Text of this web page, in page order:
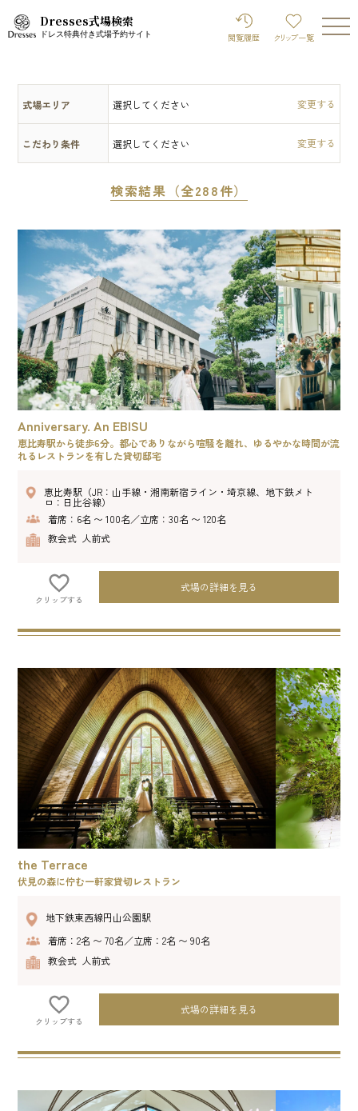
Dresses式場検索
ドレス特典付き式場予約サイト 閲覧履歴 クリップ 一覧
式場エリア 選択してください
こだわり条件 選択してください
検索結果（全288件）
Anniversary. An EBISU
恵比寿駅から徒歩6分。都心でありながら喧騒を離れ、ゆるやかな時間が流
れるレストランを有した貸切邸宅
恵比寿駅（JR：山手線・湘南新宿ライン・埼京線、地下鉄メト
ロ：日比谷線）
着席：6名 〜 100名／立席：30名 〜 120名
教会式 人前式
クリップする
式場の詳細を見る
the Terrace
伏見の森に佇む一軒家貸切レストラン
地下鉄東西線円山公園駅
着席：2名 〜 70名／立席：2名 〜 90名
教会式 人前式
クリップする
式場の詳細を見る